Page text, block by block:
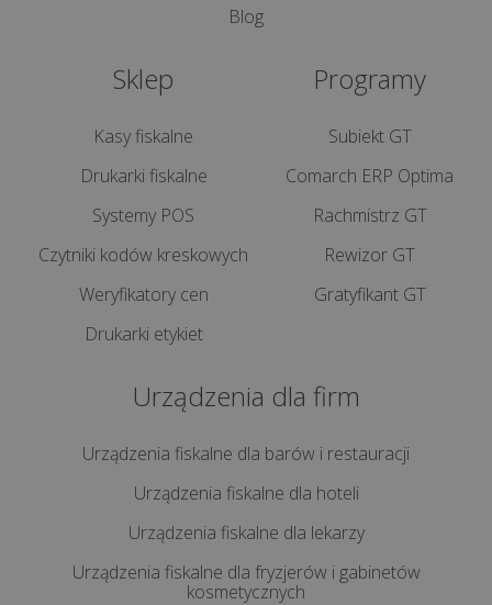
Blog
Sklep
Kasy fiskalne
Drukarki fiskalne
Systemy POS
Czytniki kodów kreskowych
Weryfikatory cen
Drukarki etykiet
Programy
Subiekt GT
Comarch ERP Optima
Rachmistrz GT
Rewizor GT
Gratyfikant GT
Urządzenia dla firm
Urządzenia fiskalne dla barów i restauracji
Urządzenia fiskalne dla hoteli
Urządzenia fiskalne dla lekarzy
Urządzenia fiskalne dla fryzjerów i gabinetów
kosmetycznych